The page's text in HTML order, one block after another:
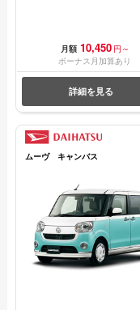
月額 10,450 円～
ボーナス月加算あり
詳細を見る
ムーヴ キャンバス